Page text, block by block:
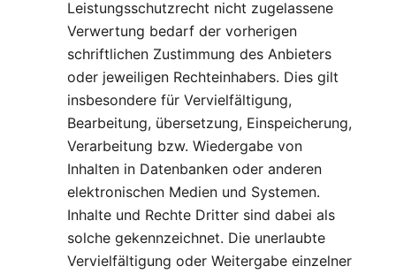
Leistungsschutzrecht nicht zugelassene
Verwertung bedarf der vorherigen
schriftlichen Zustimmung des Anbieters
oder jeweiligen Rechteinhabers. Dies gilt
insbesondere für Vervielfältigung,
Bearbeitung, übersetzung, Einspeicherung,
Verarbeitung bzw. Wiedergabe von
Inhalten in Datenbanken oder anderen
elektronischen Medien und Systemen.
Inhalte und Rechte Dritter sind dabei als
solche gekennzeichnet. Die unerlaubte
Vervielfältigung oder Weitergabe einzelner